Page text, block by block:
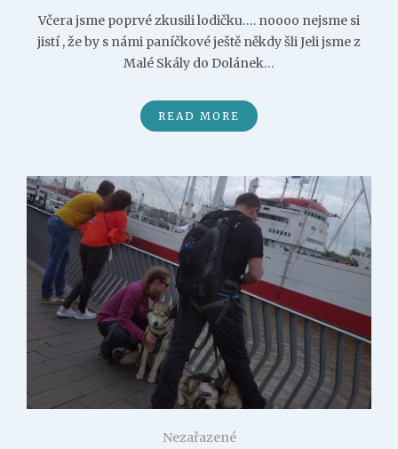
Včera jsme poprvé zkusili lodičku…. noooo nejsme si
jistí , že by s námi paníčkové ještě někdy šli Jeli jsme z
Malé Skály do Dolánek…
READ MORE
Nezařazené